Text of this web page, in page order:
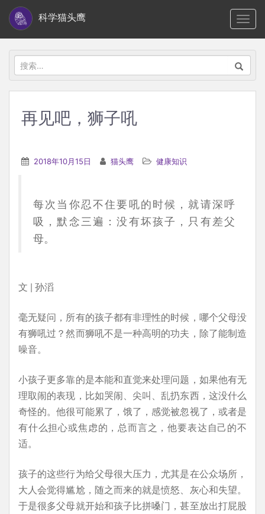
i
科学猫头鹰
搜
索：
再见吧，狮子吼
2018年10月15日 猫头鹰 健康知识
每次当你忍不住要吼的时候，就请深呼
吸，默念三遍：没有坏孩子，只有差父
母。
文 | 孙滔
毫无疑问，所有的孩子都有非理性的时候，哪个父母没
有狮吼过？然而狮吼不是一种高明的功夫，除了能制造
噪音。
小孩子更多靠的是本能和直觉来处理问题，如果他有无
理取闹的表现，比如哭闹、尖叫、乱扔东西，这没什么
奇怪的。他很可能累了，饿了，感觉被忽视了，或者是
有什么担心或焦虑的，总而言之，他要表达自己的不
适。
孩子的这些行为给父母很大压力，尤其是在公众场所，
大人会觉得尴尬，随之而来的就是愤怒、灰心和失望。
于是很多父母就开始和孩子比拼嗓门，甚至放出打屁股